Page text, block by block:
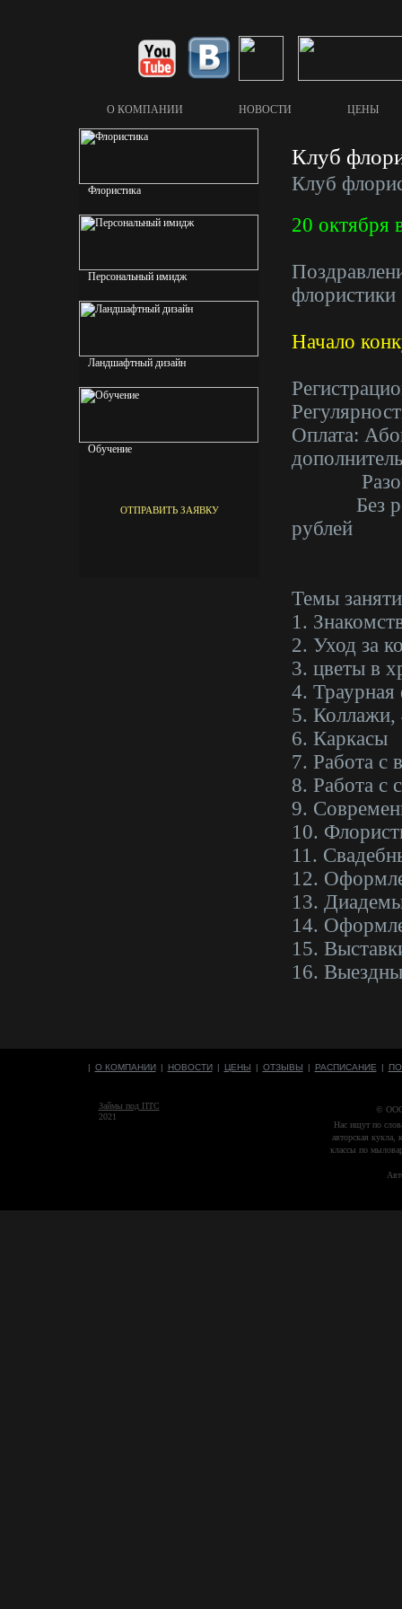
О КОМПАНИИ НОВОСТИ ЦЕНЫ
УСЛУГИ ЛАНДШАФТА
Флористика
Персональный имидж
Ландшафтный дизайн
Обучение
ОТПРАВИТЬ ЗАЯВКУ
Клуб
Клуб
20 октября
флористики
Начало
Оплата:
Разовое
Без
рублей
Темы
1.
2. Уход за
3. цветы в
4. Траурная
5. Коллажи,
6. Каркасы
7. Работа с
8. Работа с
9.
10.
11.
12.
13.
14.
15.
16.
| О КОМПАНИИ | НОВОСТИ | ЦЕНЫ | ОТЗЫВЫ | РАСПИСАНИЕ |
Займы под ПТС
2021
©
Нас ищут по
авторская кукла,
классы по